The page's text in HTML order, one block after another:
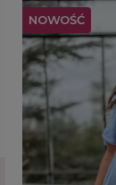
NOWOŚĆ